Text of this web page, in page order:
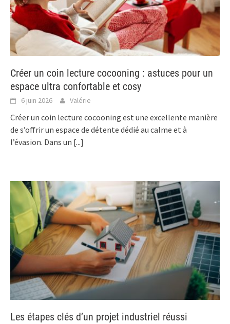
Créer un coin lecture cocooning : astuces pour un
espace ultra confortable et cosy
6 juin 2026 Valérie
Créer un coin lecture cocooning est une excellente manière
de s’offrir un espace de détente dédié au calme et à
l’évasion. Dans un [...]
Les étapes clés d’un projet industriel réussi